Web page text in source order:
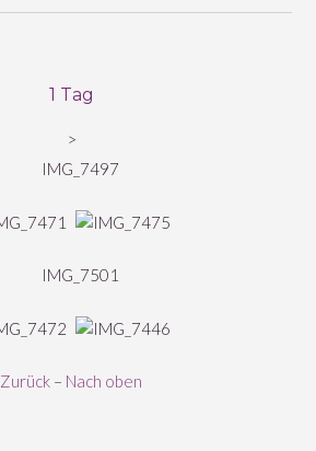
1 Tag
>
Zurück – Nach oben